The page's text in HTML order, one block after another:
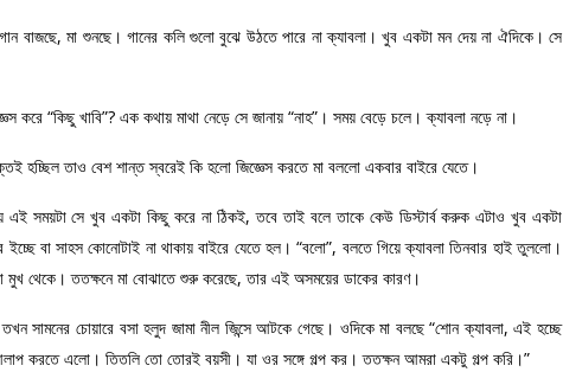
বাজছে, মা শুনছে। গানের কলি গুলো বুঝে উঠতে পারে না ক্যাবলা। খুব একটা মন দেয় না ঐদিকে। সে
করে “কিছু খাবি”? এক কথায় মাথা নেড়ে সে জানায় “নাহ”। সময় বেড়ে চলে। ক্যাবলা নড়ে না।
হচ্ছিল তাও বেশ শান্ত স্বরেই কি হলো জিজ্ঞেস করতে মা বললো একবার বাইরে যেতে।
সময়টা সে খুব একটা কিছু করে না ঠিকই, তবে তাই বলে তাকে কেউ ডিস্টার্ব করুক এটাও খুব একটা
বা সাহস কোনোটাই না থাকায় বাইরে যেতে হল। “বলো”, বলতে গিয়ে ক্যাবলা তিনবার হাই তুললো।
মুখ থেকে। ততক্ষনে মা বোঝাতে শুরু করেছে, তার এই অসময়ের ডাকের কারণ।
সামনের চোয়ারে বসা হলুদ জামা নীল জিন্সে আটকে গেছে। ওদিকে মা বলছে “শোন ক্যাবলা, এই হচ্ছে
করতে এলো। তিতলি তো তোরই বয়সী। যা ওর সঙ্গে গল্প কর। ততক্ষন আমরা একটু গল্প করি।”